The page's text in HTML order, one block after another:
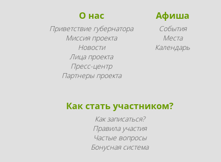
О нас
Приветствие губернатора
Миссия проекта
Новости
Лица проекта
Пресс-центр
Партнеры проекта
Афиша
События
Места
Календарь
Как стать участником?
Как записаться?
Правила участия
Частые вопросы
Бонусная система